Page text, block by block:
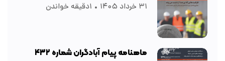
۳۱ خرداد ۱۴۰۵ ۱دقیقه خواندن
ماهنامه پیام آبادگران شماره ۴۳۲